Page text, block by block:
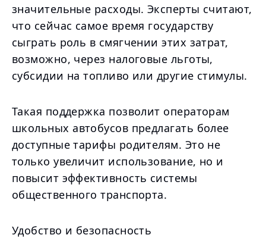
значительные расходы. Эксперты считают,
что сейчас самое время государству
сыграть роль в смягчении этих затрат,
возможно, через налоговые льготы,
субсидии на топливо или другие стимулы.
Такая поддержка позволит операторам
школьных автобусов предлагать более
доступные тарифы родителям. Это не
только увеличит использование, но и
повысит эффективность системы
общественного транспорта.
Удобство и безопасность